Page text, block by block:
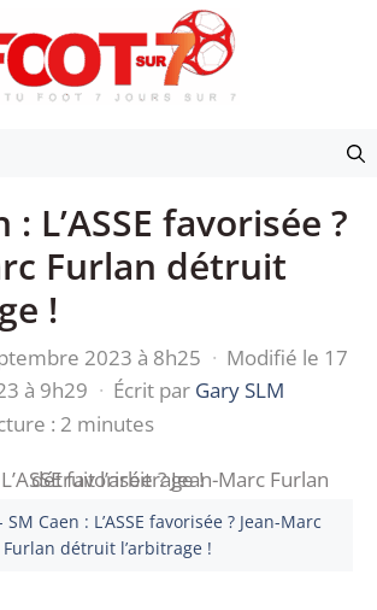
: L’ASSE favorisée ?
Furlan détruit
!
2023 à 8h25 · Modifié le 17
à 9h29 · Écrit par Gary SLM
: 2 minutes
Caen : L’ASSE favorisée ? Jean-Marc
Furlan détruit l’arbitrage !